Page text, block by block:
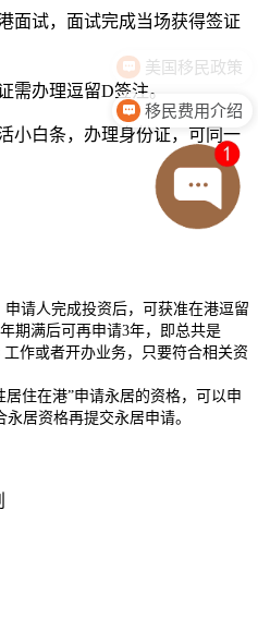
面试，面试完成当场获得签证
需办理逗留D签注。
小白条，办理身份证，可同一
请人完成投资后，可获准在港逗留
期满后可再申请3年，即总共是
作或者开办业务，只要符合相关资
住在港”申请永居的资格，可以申
居资格再提交永居申请。
移民费用介绍